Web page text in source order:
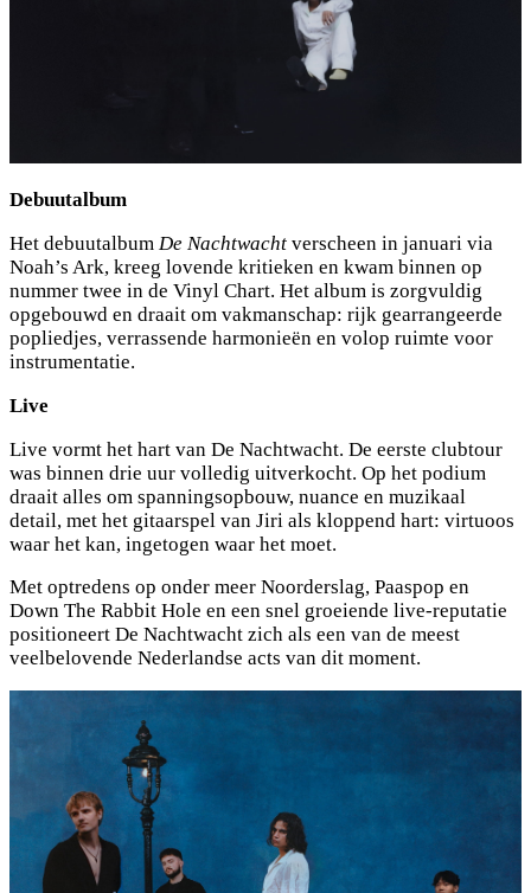
Debuutalbum
Het debuutalbum De Nachtwacht verscheen in januari via
Noah’s Ark, kreeg lovende kritieken en kwam binnen op
nummer twee in de Vinyl Chart. Het album is zorgvuldig
opgebouwd en draait om vakmanschap: rijk gearrangeerde
popliedjes, verrassende harmonieën en volop ruimte voor
instrumentatie.
Live
Live vormt het hart van De Nachtwacht. De eerste clubtour
was binnen drie uur volledig uitverkocht. Op het podium
draait alles om spanningsopbouw, nuance en muzikaal
detail, met het gitaarspel van Jiri als kloppend hart: virtuoos
waar het kan, ingetogen waar het moet.
Met optredens op onder meer Noorderslag, Paaspop en
Down The Rabbit Hole en een snel groeiende live-reputatie
positioneert De Nachtwacht zich als een van de meest
veelbelovende Nederlandse acts van dit moment.